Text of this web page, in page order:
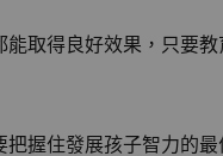
取得良好效果，只要
握住發展孩子智力的